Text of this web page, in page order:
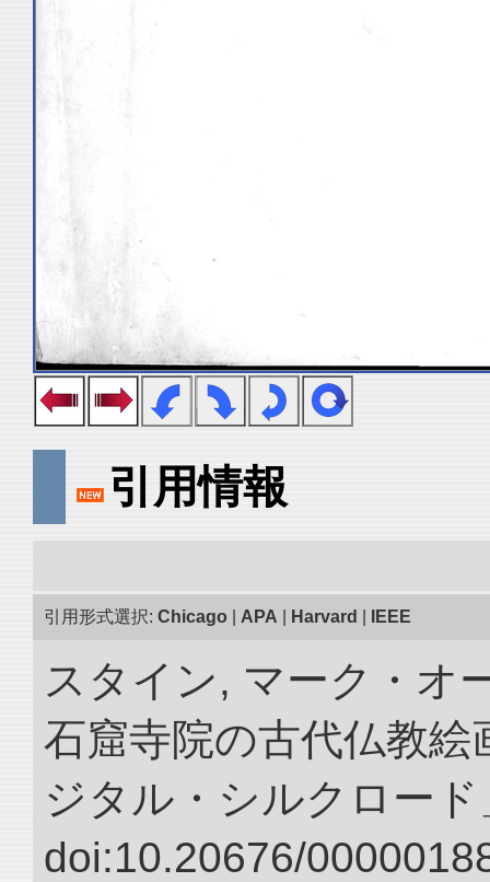
引用情報
引用形式選択: Chicago APA Harvard IEEE
スタイン, マーク・オ
石窟寺院の古代仏教絵
ジタル・シルクロー
doi:10.20676/